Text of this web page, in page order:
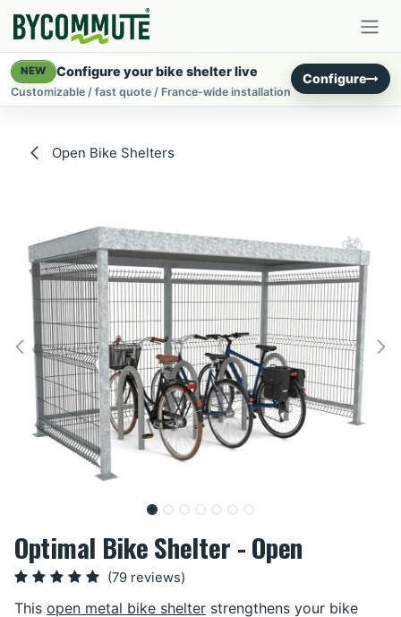
NEW Configure your bike shelter live
Customizable / fast quote / France-wide installation
Configure
Open Bike Shelters
Optimal Bike Shelter - Open
(79 reviews)
This open metal bike shelter strengthens your bike